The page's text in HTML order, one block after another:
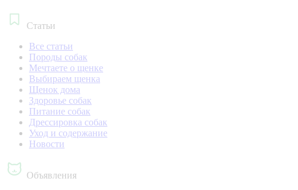
Статьи
Все статьи
Породы собак
Мечтаете о щенке
Выбираем щенка
Щенок дома
Здоровье собак
Питание собак
Дрессировка собак
Уход и содержание
Новости
Объявления